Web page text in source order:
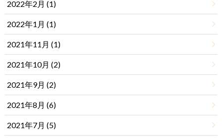
2022年2月 (1)
2022年1月 (1)
2021年11月 (1)
2021年10月 (2)
2021年9月 (2)
2021年8月 (6)
2021年7月 (5)